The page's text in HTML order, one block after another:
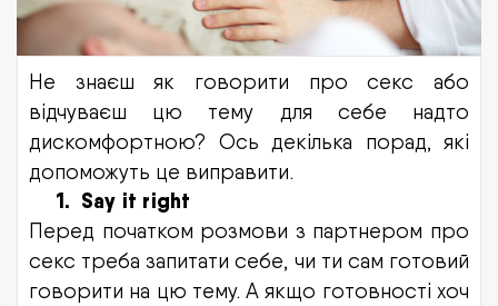
Не знаєш як говорити про секс або
відчуваєш цю тему для себе надто
дискомфортною? Ось декілька порад, які
допоможуть це виправити.
1. Say it right
Перед початком розмови з партнером про
секс треба запитати себе, чи ти сам готовий
говорити на цю тему. А якщо готовності хоч